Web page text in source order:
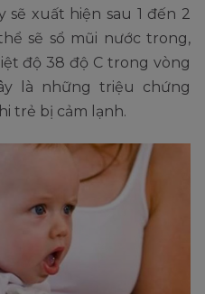
sẽ xuất hiện sau 1 đến 2
sẽ sổ mũi nước trong,
độ 38 độ C trong vòng
là những triệu chứng
trẻ bị cảm lạnh.